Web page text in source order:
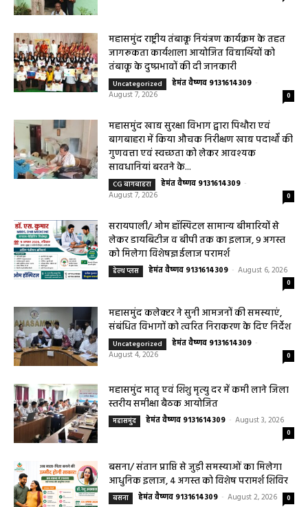
महासमुंद राष्ट्रीय तंबाकू नियंत्रण कार्यक्रम के तहत
जागरूकता कार्यशाला आयोजित विद्यार्थियों को
तंबाकू के दुष्प्रभावों की दी जानकारी
Uncategorized हेमंत वैष्णव 9131614309 -
August 7, 2026
0
महासमुंद खाद्य सुरक्षा विभाग द्वारा पिथौरा एवं
बागबाहरा में किया औचक निरीक्षण खाद्य पदार्थों की
गुणवत्ता एवं स्वच्छता को लेकर आवश्यक
सावधानियां बरतने के...
CG बागबाहरा हेमंत वैष्णव 9131614309 -
August 7, 2026
0
सरायपाली/ ओम हॉस्पिटल सामान्य बीमारियों से
लेकर डायबिटीज व बीपी तक का इलाज, 9 अगस्त
को मिलेगा विशेषज्ञ ईलाज परामर्श
हेल्थ प्लस हेमंत वैष्णव 9131614309 - August 6, 2026
0
महासमुंद कलेक्टर ने सुनी आमजनों की समस्याएं,
संबंधित विभागों को त्वरित निराकरण के दिए निर्देश
Uncategorized हेमंत वैष्णव 9131614309 -
August 4, 2026
0
महासमुंद मातृ एवं शिशु मृत्यु दर में कमी लाने जिला
स्तरीय समीक्षा बैठक आयोजित
महासमुंद हेमंत वैष्णव 9131614309 - August 3, 2026
0
बसना/ संतान प्राप्ति से जुड़ी समस्याओं का मिलेगा
आधुनिक इलाज, 4 अगस्त को विशेष परामर्श शिविर
बसना हेमंत वैष्णव 9131614309 - August 2, 2026 0